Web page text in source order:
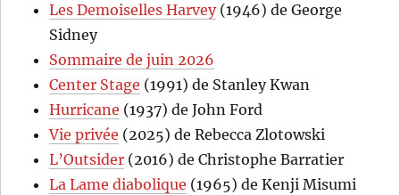
Les Demoiselles Harvey(1946) de George
Sidney
Sommaire de juin 2026
Center Stage (1991) de Stanley Kwan
Hurricane (1937) de John Ford
Vie privée (2025) de Rebecca Zlotowski
L’Outsider (2016) de Christophe Barratier
La Lame diabolique (1965) de Kenji Misumi